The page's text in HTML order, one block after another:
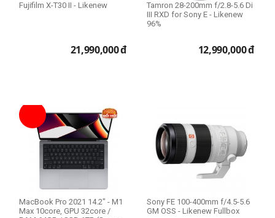
Nikon
Lens Fullframe - Crop
Fujifilm X-T30 II - Likenew
21,990,000đ
Tamron 28-200mm f/2.8-5.6 Di
III RXD for Sony E - Likenew
96%
12,990,000đ
MacBook Pro 2021 14.2" - M1
Max 10core, GPU 32core /
Sony FE 100-400mm f/4.5-5.6
GM OSS - Likenew Fullbox